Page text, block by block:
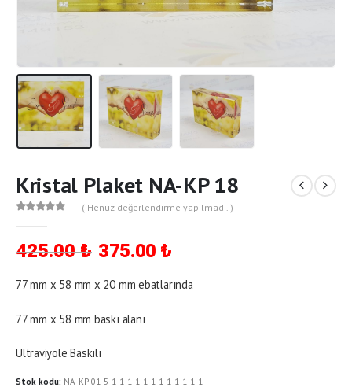
Kristal Plaket NA-KP 18
( Henüz değerlendirme yapılmadı. )
425.00₺ Orijinal
425.00 ₺.
375.00 ₺Şu
fiyat:
77 mm x 58 mm x 20 mm ebatlarında
77 mm x 58 mm baskı alanı
Ultraviyole Baskılı
Stok kodu: NA-KP 01-5-1-1-1-1-1-1-1-1-1-1-1-1